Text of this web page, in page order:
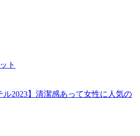
ト
ル2023】清潔感あって女性に人気の